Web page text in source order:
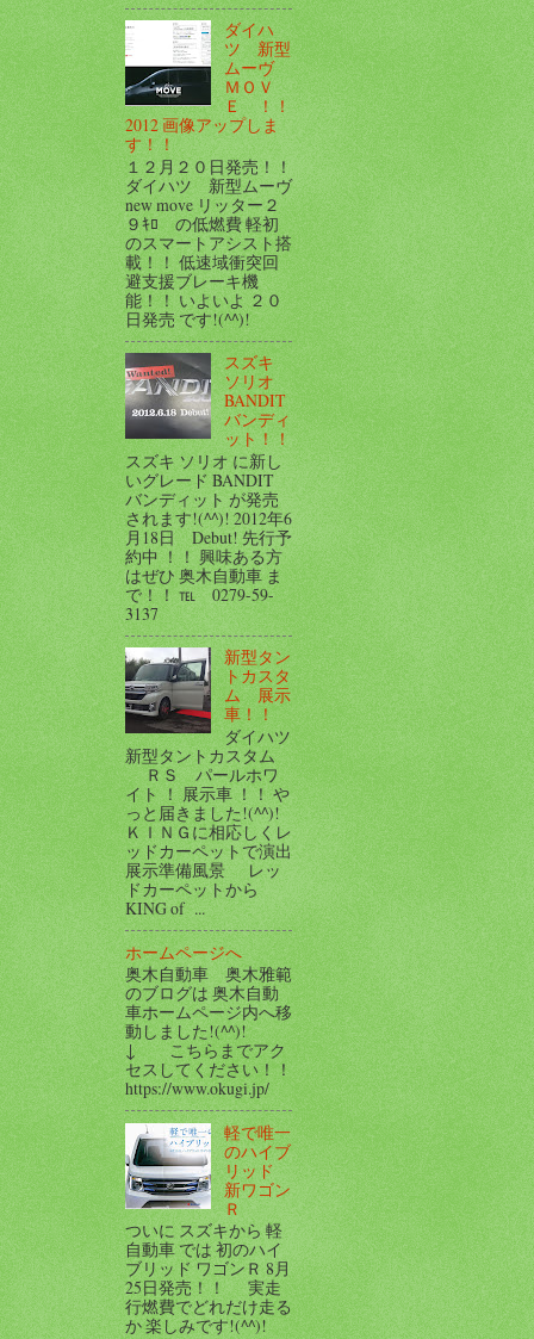
ダイハ
ツ 新型
ムーヴ
ＭＯＶ
Ｅ ！！
2012 画像アップしま
す！！
１２月２０日発売！！
ダイハツ 新型ムーヴ
new move リッター２
９ｷﾛ の低燃費 軽初
のスマートアシスト搭
載！！ 低速域衝突回
避支援ブレーキ機
能！！ いよいよ ２０
日発売 です!(^^)!
スズキ
ソリオ
BANDIT
バンディ
ット！！
スズキ ソリオ に新し
いグレード BANDIT
バンディット が発売
されます!(^^)! 2012年6
月18日 Debut! 先行予
約中 ！！ 興味ある方
はぜひ 奥木自動車 ま
で！！ ℡ 0279-59-
3137
新型タン
トカスタ
ム 展示
車！！
ダイハツ
新型タントカスタム
ＲＳ パールホワ
イト ！ 展示車 ！！ や
っと届きました!(^^)!
ＫＩＮＧに相応しくレ
ッドカーペットで演出
展示準備風景 レッ
ドカーペットから
KING of ...
ホームページへ
奥木自動車 奥木雅範
のブログは 奥木自動
車ホームページ内へ移
動しました!(^^)!
↓ こちらまでアク
セスしてください！！
https://www.okugi.jp/
軽で唯一
のハイブ
リッド
新ワゴン
Ｒ
ついに スズキから 軽
自動車 では 初のハイ
ブリッド ワゴンＲ 8月
25日発売！！ 実走
行燃費でどれだけ走る
か 楽しみです!(^^)!